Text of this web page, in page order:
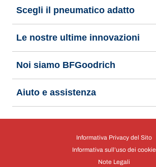
Scegli il pneumatico adatto
Le nostre ultime innovazioni
Noi siamo BFGoodrich
Aiuto e assistenza
Informativa Privacy del Sito
Informativa sull’uso dei cookie
Note Legali